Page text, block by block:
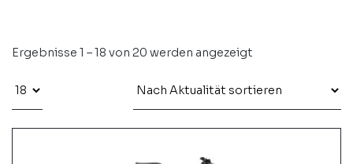
Ergebnisse 1 – 18 von 20 werden angezeigt